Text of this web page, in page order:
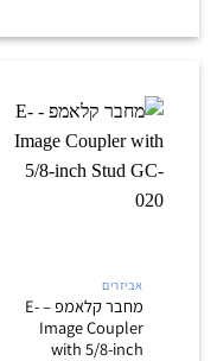
אביזרים
מחבר קלאמפ – E-
Image Coupler
with 5/8-inch